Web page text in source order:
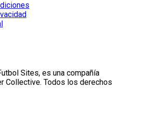
Sites, es una compañía
Collective. Todos los derechos